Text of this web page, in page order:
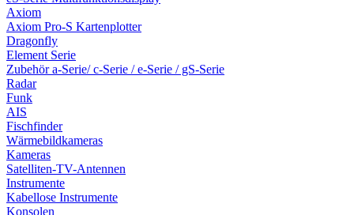
Axiom
Axiom Pro-S Kartenplotter
Dragonfly
Element Serie
Zubehör a-Serie/ c-Serie / e-Serie / gS-Serie
Radar
Funk
AIS
Fischfinder
Wärmebildkameras
Kameras
Satelliten-TV-Antennen
Instrumente
Kabellose Instrumente
Konsolen